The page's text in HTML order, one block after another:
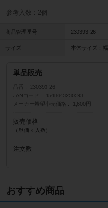
参考入数：2個
商品管理番号 230393-26
サイズ 本体サイズ：
単品販売
品番
230393-26
JANコード
4548643230393
メーカー希望小売価格
1,600円
販売価格
（単価 × 入数）
注文数
おすすめ商品